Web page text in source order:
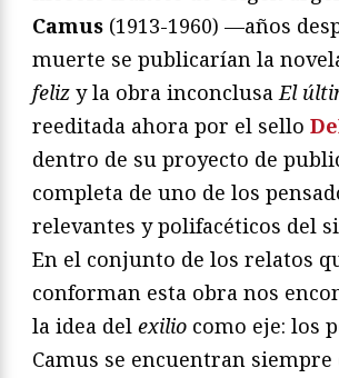
Camus (1913-1960) —años
muerte se publicarían la
feliz y la obra inconclusaEl
reeditada ahora por el sello
dentro de su proyecto de
completa de uno de los
relevantes y polifacéticos del
En el conjunto de los relatos
conforman esta obra nos
la idea del exilio como eje: los
Camus se encuentran